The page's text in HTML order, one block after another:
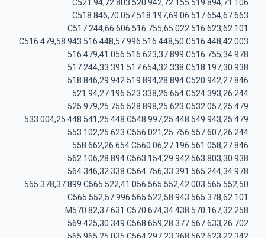
C521.94,72.803 520.942,72.155 519.894,71.106
C518.846,70.057 518.197,69.06 517.654,67.663
C517.244,66.606 516.755,65.022 516.623,62.101
C516.479,58.943 516.448,57.996 516.448,50 C516.448,42.003
516.479,41.056 516.623,37.899 C516.755,34.978
517.244,33.391 517.654,32.338 C518.197,30.938
518.846,29.942 519.894,28.894 C520.942,27.846
521.94,27.196 523.338,26.654 C524.393,26.244
525.979,25.756 528.898,25.623 C532.057,25.479
533.004,25.448 541,25.448 C548.997,25.448 549.943,25.479
553.102,25.623 C556.021,25.756 557.607,26.244
558.662,26.654 C560.06,27.196 561.058,27.846
562.106,28.894 C563.154,29.942 563.803,30.938
564.346,32.338 C564.756,33.391 565.244,34.978
565.378,37.899 C565.522,41.056 565.552,42.003 565.552,50
C565.552,57.996 565.522,58.943 565.378,62.101
M570.82,37.631 C570.674,34.438 570.167,32.258
569.425,30.349 C568.659,28.377 567.633,26.702